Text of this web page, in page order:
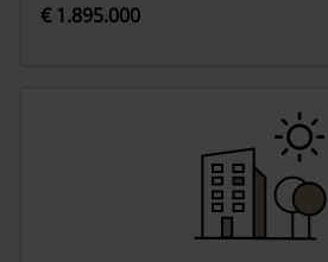
€ 1.895.000